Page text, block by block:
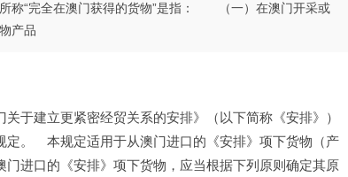
称“完全在澳门获得的货物”是指： （一）在澳门开采或
产品
于建立更紧密经贸关系的安排》（以下简称《安排》）
。　本规定适用于从澳门进口的《安排》项下货物（产
进口的《安排》项下货物，应当根据下列原则确定其原